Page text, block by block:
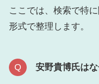
ここでは、検索で特
形式で整理します。
安野貴博氏は